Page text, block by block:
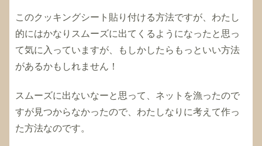
このクッキングシート貼り付ける方法ですが、わたし
的にはかなりスムーズに出てくるようになったと思っ
て気に入っていますが、もしかしたらもっといい方法
があるかもしれません！
スムーズに出ないなーと思って、ネットを漁ったので
すが見つからなかったので、わたしなりに考えて作っ
た方法なのです。